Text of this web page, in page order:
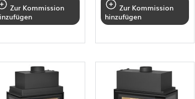
Zur Kommission
Zur Kommission
hinzufügen